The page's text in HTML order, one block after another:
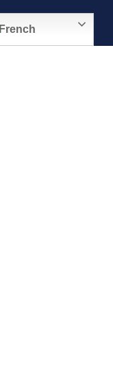
French